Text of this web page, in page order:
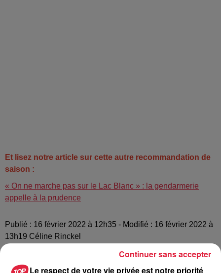
Et lisez notre article sur cette autre recommandation de
saison :
« On ne marche pas sur le Lac Blanc » : la gendarmerie
appelle à la prudence
Publié : 16 février 2022 à 12h35 - Modifié : 16 février 2022 à
13h19 Céline Rinckel
Le respect de votre vie privée est notre priorité
Continuer sans accepter